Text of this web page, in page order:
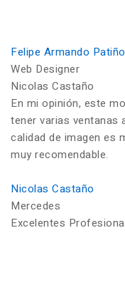
Felipe Armando Patiño
Web Designer
Nicolas Castaño
En mi opinión, este
tener varias ventanas
calidad de imagen es
muy recomendable.
Nicolas Castaño
Mercedes
Excelentes